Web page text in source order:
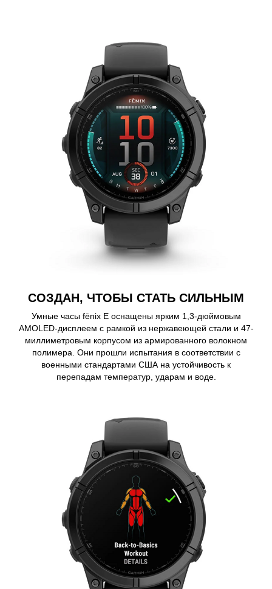
СОЗДАН, ЧТОБЫ СТАТЬ СИЛЬНЫМ
Умные часы fēnix E оснащены ярким 1,3-дюймовым
AMOLED-дисплеем с рамкой из нержавеющей стали и 47-
миллиметровым корпусом из армированного волокном
полимера. Они прошли испытания в соответствии с
военными стандартами США на устойчивость к
перепадам температур, ударам и воде.